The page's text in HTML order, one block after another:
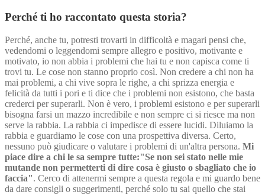
Perché ti ho raccontato questa storia?
Perché, anche tu, potresti trovarti in difficoltà e magari pensi che,
vedendomi o leggendomi sempre allegro e positivo, motivante e
motivato, io non abbia i problemi che hai tu e non capisca come ti
trovi tu. Le cose non stanno proprio così. Non credere a chi non ha
mai problemi, a chi vive sopra le righe, a chi sprizza energia e
felicità da tutti i pori e ti dice che i problemi non esistono, che basta
crederci per superarli. Non è vero, i problemi esistono e per superarli
bisogna farsi un mazzo incredibile e non sempre ci si riesce ma non
serve la rabbia. La rabbia ci impedisce di essere lucidi. Diluiamo la
rabbia e guardiamo le cose con una prospettiva diversa. Certo,
nessuno può giudicare o valutare i problemi di un'altra persona. Mi
piace dire a chi le sa sempre tutte:"Se non sei stato nelle mie
mutande non permetterti di dire cosa è giusto o sbagliato che io
faccia". Cerco di attenermi sempre a questa regola e mi guardo bene
da dare consigli o suggerimenti, perché solo tu sai quello che stai